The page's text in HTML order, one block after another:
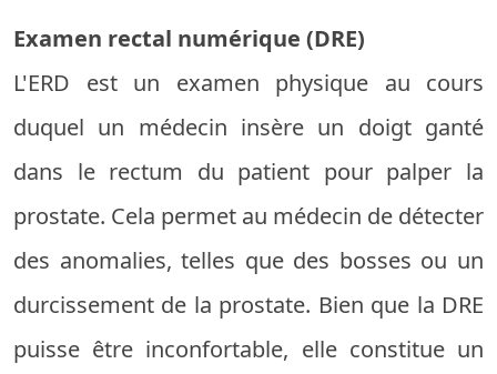
Examen rectal numérique (DRE)
L'ERD est un examen physique au cours
duquel un médecin insère un doigt ganté
dans le rectum du patient pour palper la
prostate. Cela permet au médecin de détecter
des anomalies, telles que des bosses ou un
durcissement de la prostate. Bien que la DRE
puisse être inconfortable, elle constitue un